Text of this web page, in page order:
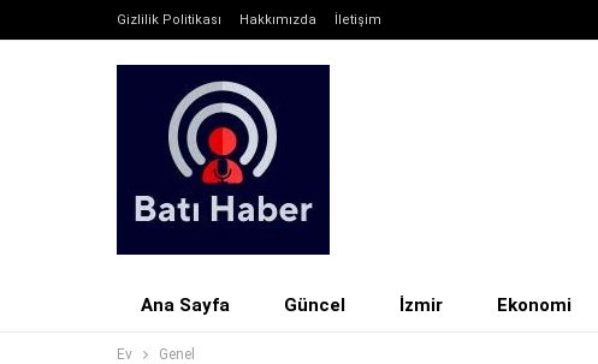
Gizlilik Politikası Hakkımızda İletişim
Ana Sayfa Güncel İzmir Ekonomi
Ev Genel